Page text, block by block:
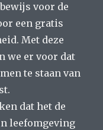
voor de
een gratis
Met deze
we er voor dat
te staan van
dat het de
leefomgeving